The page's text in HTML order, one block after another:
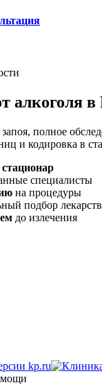
алкоголя в
полное
и кодировка в
стационар
специалисты
на процедуры
подбор лекарств
до излечения
kp.ru